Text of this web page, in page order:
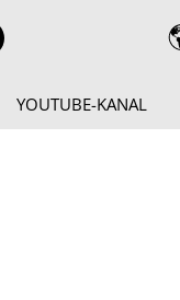
Suche...
YOUTUBE-KANAL